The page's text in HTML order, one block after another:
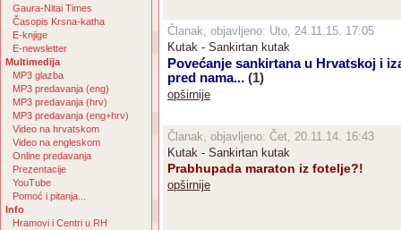
Gaura-Nitai Times
Časopis Krsna-katha
E-knjige
E-newsletter
Multimedija
MP3 glazba
MP3 predavanja (eng)
MP3 predavanja (hrv)
MP3 predavanja (eng+hrv)
Video na hrvatskom
Video na engleskom
Online predavanja
Prezentacije
YouTube
Pomoć i pitanja...
Info
Hramovi i Centri u RH
Članak, objavljeno: Uto, 24.11.15. 17:05
Kutak - Sankirtan kutak
Povećanje sankirtana u Hrvatskoj i
pred nama... (1)
opširnije
Članak, objavljeno: Čet, 20.11.14. 16:43
Kutak - Sankirtan kutak
Prabhupada maraton iz fotelje?!
opširnije